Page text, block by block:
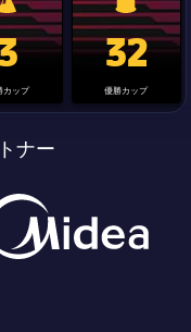
trophy
label.aria.clubworldcup
カップ
国王杯
32
優勝カップ
ナー